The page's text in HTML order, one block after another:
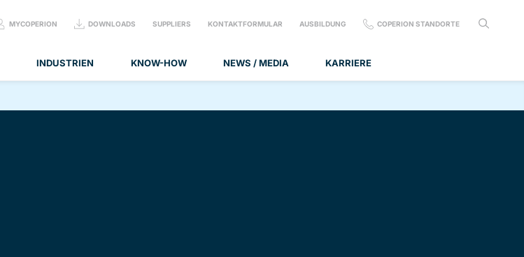
INDUSTRIEN KNOW-HOW NEWS / MEDIA KARRIERE
MYCOPERION DOWNLOADS SUPPLIERS KONTAKTFORMULAR AUSBILDUNG COPERION STANDORTE